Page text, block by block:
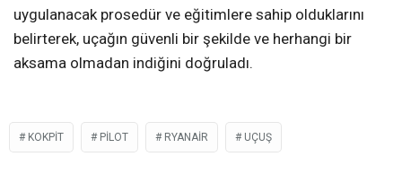
uygulanacak prosedür ve eğitimlere sahip olduklarını
belirterek, uçağın güvenli bir şekilde ve herhangi bir
aksama olmadan indiğini doğruladı.
KOKPIT PILOT RYANAIR UÇUŞ